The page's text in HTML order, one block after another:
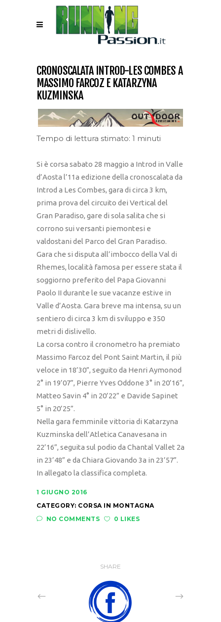
CRONOSCALATA INTROD-LES COMBES A
MASSIMO FARCOZ E KATARZYNA
KUZMINSKA
Tempo di lettura stimato: 1 minuti
Si è corsa sabato 28 maggio a Introd in Valle
d’Aosta l’11a edizione della cronoscalata da
Introd a Les Combes, gara di circa 3 km,
prima prova del circuito dei Vertical del
Gran Paradiso, gare di sola salita che si
corrono sui versanti piemontesi e
valdostani del Parco del Gran Paradiso.
Gara che si disputa all’imbocco della Val di
Rhemes, località famosa per essere stata il
soggiorno preferito del Papa Giovanni
Paolo II durante le sue vacanze estive in
Valle d’Aosta. Gara breve ma intensa, su un
sentiero di circa 3 km di sviluppo e 350
metri di dislivello.
La corsa contro il cronometro ha premiato
Massimo Farcoz del Pont Saint Martin, il più
veloce in 18’30”, seguito da Henri Aymonod
2° in 19’07”, Pierre Yves Oddone 3° in 20’16”,
Matteo Savin 4° in 20’22” e Davide Sapinet
5° in 20’25”.
Nella gara femminile vittoria di Katarzyna
Kuzminska dell’Atletica Canavesana in
22’16”, seguita sul podio da Chantal Vallet 2a
in 23’48” e da Chiara Giovando 3a in 23’57”.
In allegato la classifica completa.
1 GIUGNO 2016
CATEGORY: CORSA IN MONTAGNA
NO COMMENTS
0 LIKES
SHARE